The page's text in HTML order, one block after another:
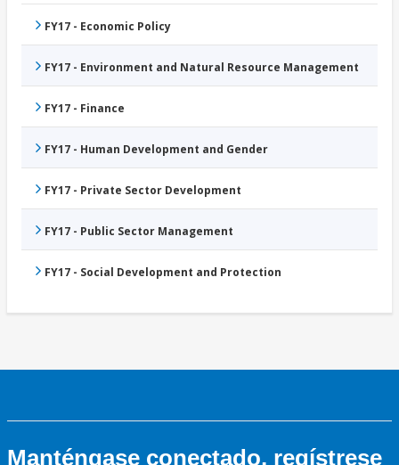
FY17 - Economic Policy
FY17 - Environment and Natural Resource Management
FY17 - Finance
FY17 - Human Development and Gender
FY17 - Private Sector Development
FY17 - Public Sector Management
FY17 - Social Development and Protection
Manténgase conectado, regístrese